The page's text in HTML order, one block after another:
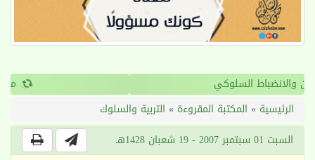
القرآن والانضباط السلوكي ‹
›
الرئيسية » المكتبة المقروءة » التربية والسلوك
السبت 01 سبتمبر 2007 - 19 شعبان 1428هـ